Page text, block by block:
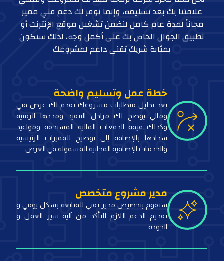
علاقتنا بك بعد تسليمه، وإنما نوفر لك دعم فني مميز
مجاناً لمدة عام كامل لنضمن تشغيل موقع الإنترنت أو
تطبيق الجوال الخاص بك على أكمل وجه، لذلك سنكون
بمثابة شريك تقني داعم لمشروعك
خطة عمل وتسليم واضحة
بعد تحليل متطلبات مشروعك نقدم لك عرض فني
ومالي يوضح لك مراحل التنفيذ ومددها الزمنية
وكذلك قيمة الدفعات المالية المستحقة ومواعيد
سدادها بالإضافة إلى توضيح للمميزات الرئيسية
والخدمات الإضافية المجانية المشمولة في العرض
مدير مشروع متخصص
سنقوم بتخصيص مدير تقني للمتابعة بشكل يومي و
تقديم الدعم اللازم للتأكد من آلية سير العمل و
الجودة